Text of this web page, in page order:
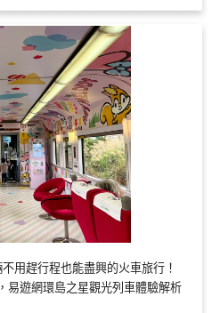
用趕行程也能盡興的火車旅行！
易遊網環島之星觀光列車體驗解析